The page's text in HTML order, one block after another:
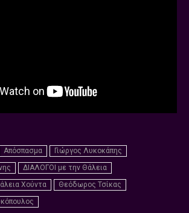
Απόσπασμα
Γιώργος Λυκοκάπης
ΔΙΑΛΟΓΟΙ με την Θάλεια
Χούντα
Θεόδωρος Τσίκας